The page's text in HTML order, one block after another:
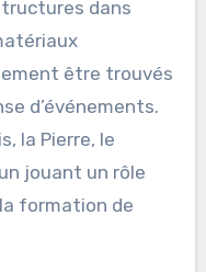
dans
être trouvés
d’événements.
la Pierre, le
jouant un rôle
formation de